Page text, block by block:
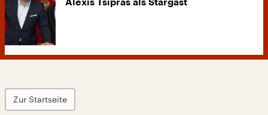
Alexis Tsipras als Stargast
Zur Startseite